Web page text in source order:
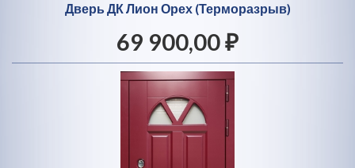
Дверь ДК Лион Орех (Терморазрыв)
69 900,00 ₽